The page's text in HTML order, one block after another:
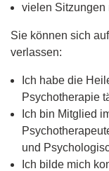
vielen Sitzungen
Sie können sich
verlassen:
Ich habe die
Psychotherapie
Ich bin Mitglied
und
Ich bilde mich